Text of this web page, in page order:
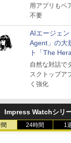
用アプリもペ
不要
AIエージェ
Agent」の大
ト「The
公開
自然な対話で
スクトップア
く強化
Impress Watchシリ
24時間 1